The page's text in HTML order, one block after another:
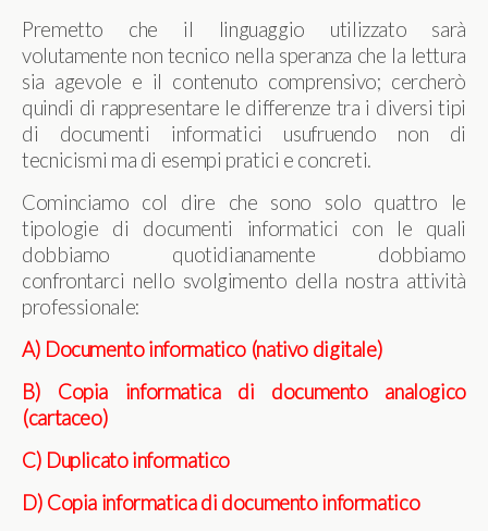
Premetto che il linguaggio utilizzato sarà
volutamente non tecnico nella speranza che la lettura
sia agevole e il contenuto comprensivo; cercherò
quindi di rappresentare le differenze tra i diversi tipi
di documenti informatici usufruendo non di
tecnicismi ma di esempi pratici e concreti.
Cominciamo col dire che sono solo quattro le
tipologie di documenti informatici con le quali
dobbiamo quotidianamente dobbiamo
confrontarci nello svolgimento della nostra attività
professionale:
A) Documento informatico (nativo digitale)
B) Copia informatica di documento analogico
(cartaceo)
C) Duplicato informatico
D) Copia informatica di documento informatico